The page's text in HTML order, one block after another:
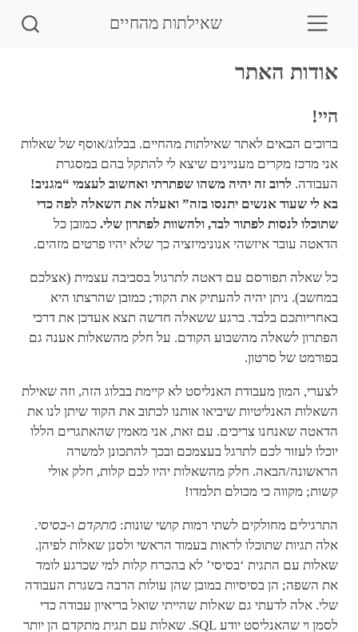
שאילתות מהחיים
אודות האתר
היי!
ברוכים הבאים לאתר שאילתות מהחיים. בבלוג/אוסף של שאלות
אני מרכז מקרים מעניינים שיצא לי להתקל בהם במסגרת
העבודה. לרוב זה יהיה משהו שפתרתי ואחשוב לעצמי “מגניב!
בא לי שעוד אנשים יתנסו בזה” ואעלה את השאלה לפה כדי
שתוכלו לנסות לפתור לבד, ולהשוות לפתרון שלי. כמובן כל
הדאטה עובר איזשהי אנונימיזציה כך שלא יהיו פרטים מזהים.
כל שאלה תפורסם עם דאטה לתרגול בסביבה עצמית (אצלכם
במחשב). ניתן יהיה להעתיק את הקוד; כמובן שהרצתו היא
באחריותכם בלבד. ברגע ששאלה חדשה תצא אעדכן את דרכי
הפתרון לשאלה מהשבוע הקודם. על חלק מהשאלות אענה גם
בפורמט של סרטון.
לצערי, המון מעבודת האנליסט לא קיימת בבלוג הזה, וזה שאילת
השאלות האנליטיות שיביאו אותנו לכתוב את הקוד שיתן לנו את
הדאטה שאנחנו צריכים. עם זאת, אני מאמין שהאתגרים הללו
יוכלו לעזור לכם לתרגל בעצמכם ובכך להתכונן למשרה
הראשונה/הבאה. חלק מהשאלות יהיו לכם קלות, חלק אולי
קשות; מקווה כי מכולם תלמדו!
התרגילים מחולקים לשתי רמות קושי שונות:מתקדם ו-בסיסי.
אלה תגיות שתוכלו לראות בעמוד הראשי ולסנן שאלות לפיהן.
שאלות עם התגית ‘בסיסי’ לא בהכרח קלות למי שכרגע לומד
את השפה; הן בסיסיות במובן שהן עולות הרבה בשגרת העבודה
שלי. אלה לדעתי גם שאלות שהייתי שואל בריאיון עבודה כדי
לסמן וי שהאנליסט יודע SQL. שאלות עם תגית מתקדם הן יותר